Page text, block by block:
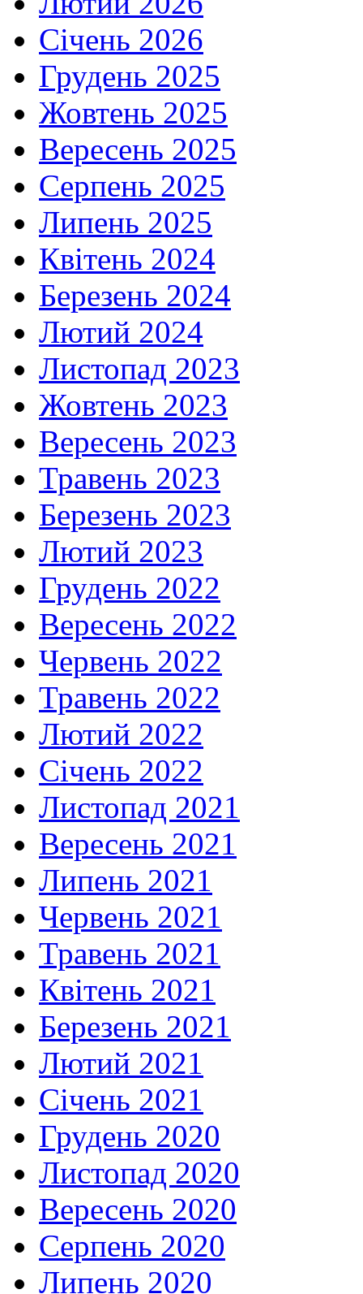
Січень 2026
Грудень 2025
Жовтень 2025
Вересень 2025
Серпень 2025
Липень 2025
Квітень 2024
Березень 2024
Лютий 2024
Листопад 2023
Жовтень 2023
Вересень 2023
Травень 2023
Березень 2023
Лютий 2023
Грудень 2022
Вересень 2022
Червень 2022
Травень 2022
Лютий 2022
Січень 2022
Листопад 2021
Вересень 2021
Липень 2021
Червень 2021
Травень 2021
Квітень 2021
Березень 2021
Лютий 2021
Січень 2021
Грудень 2020
Листопад 2020
Вересень 2020
Серпень 2020
Липень 2020